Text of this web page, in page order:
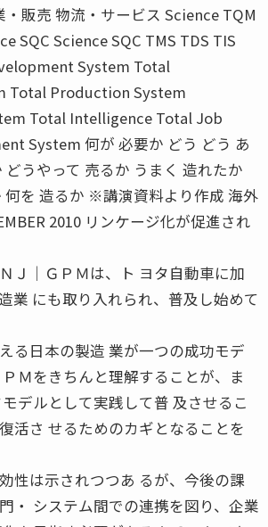
販売 物流・サービス Science TQM
SQC Science SQC TMS TDS TIS
System Total
Total Production System
Total Intelligence Total Job
System 何が 必要か どう どう あ
どうやって 売るか うまく 造れたか
何を 造るか ※講演資料より作成 海外
2010 リンケージ化が促進され
Ｊ│ＧＰＭは、ト ヨタ自動車に加
業 にも取り入れられ、普及し始めて
る日本の製造 業が一つの成功モデ
Ｍをきちんと理解することが、ま
デルとして実践して普 及させるこ
活さ せるためのカギとなることを
性は示されつつあ るが、今後の課
・ システム間での連携を図り、企業